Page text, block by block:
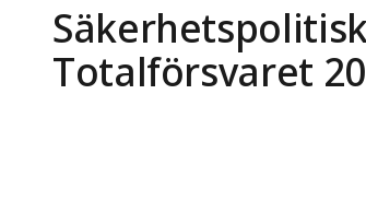
Totalförsvaret